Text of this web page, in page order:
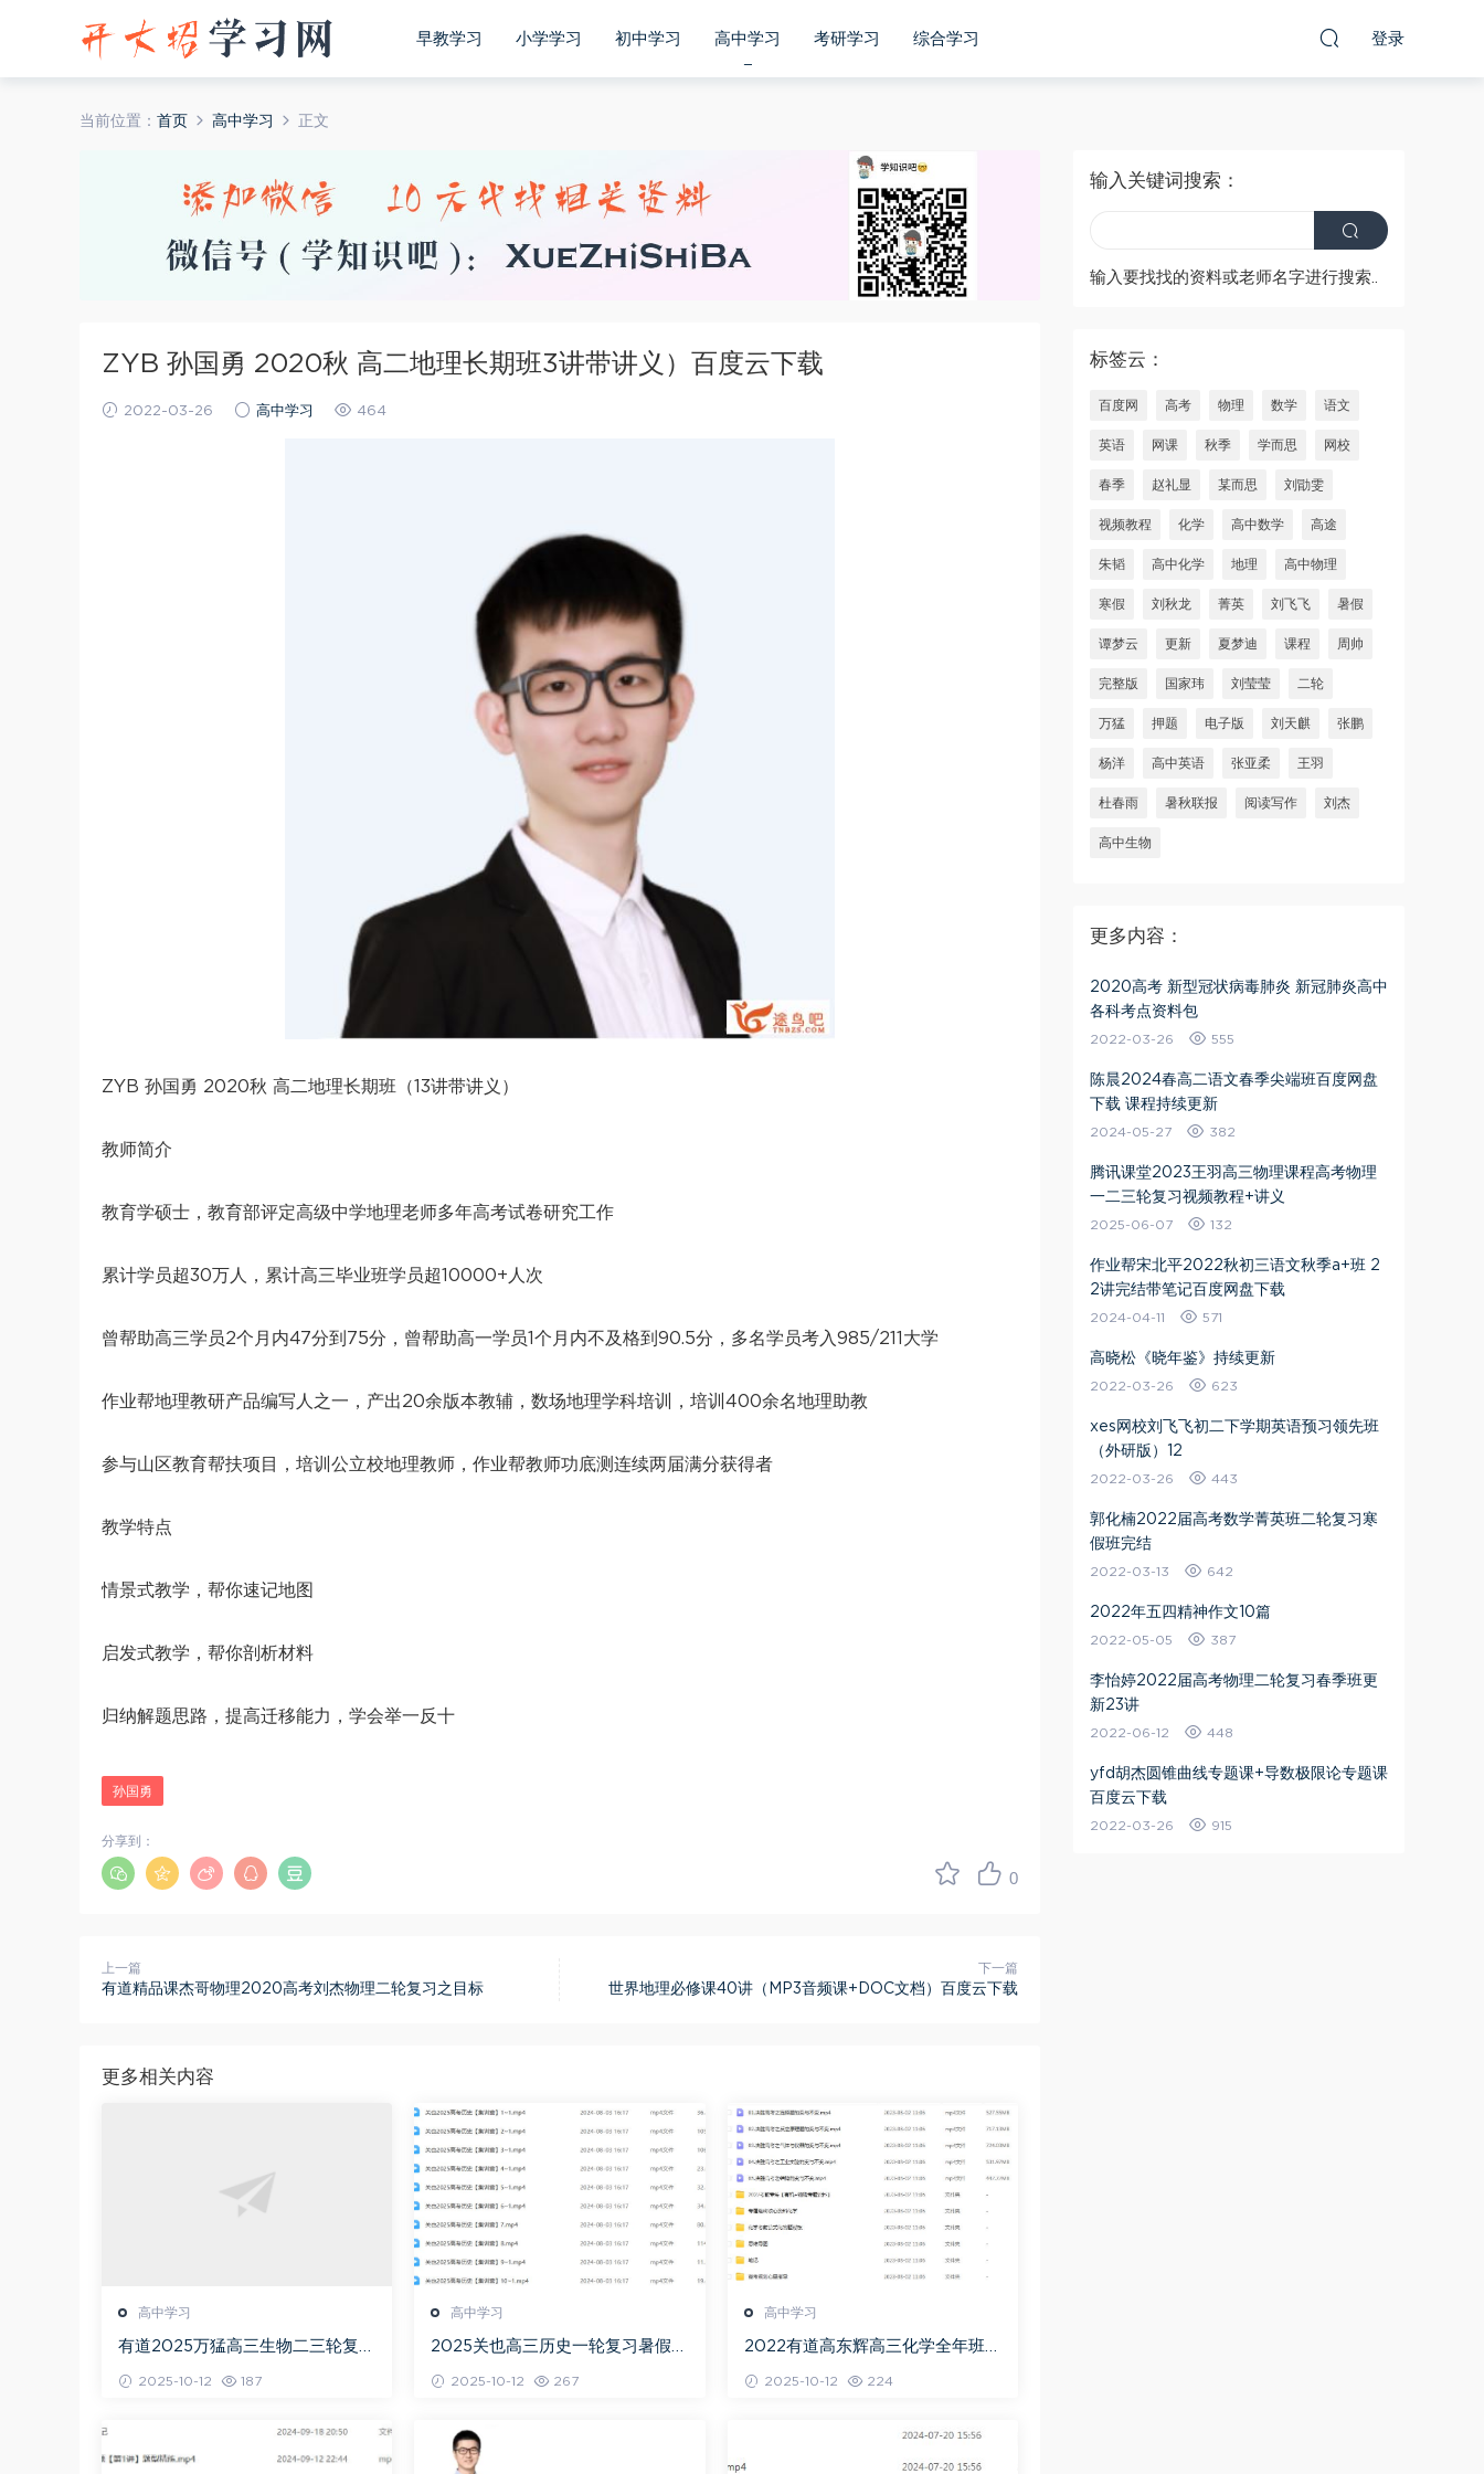
早教学习 小学学习 初中学习 高中学习 考研学习 综合学习 登录
当前位置： 首页 高中学习 正文
ZYB 孙国勇 2020秋 高二地理长期班3讲带讲义）百度云下载
2022-03-26 高中学习 464
ZYB 孙国勇 2020秋 高二地理长期班（13讲带讲义）
教师简介
教育学硕士，教育部评定高级中学地理老师多年高考试卷研究工作
累计学员超30万人，累计高三毕业班学员超10000+人次
曾帮助高三学员2个月内47分到75分，曾帮助高一学员1个月内不及格到90.5分，多名学员考入985/211大学
作业帮地理教研产品编写人之一，产出20余版本教辅，数场地理学科培训，培训400余名地理助教
参与山区教育帮扶项目，培训公立校地理教师，作业帮教师功底测连续两届满分获得者
教学特点
情景式教学，帮你速记地图
启发式教学，帮你剖析材料
归纳解题思路，提高迁移能力，学会举一反十
孙国勇
0
分享到：
上一篇
有道精品课杰哥物理2020高考刘杰物理二轮复习之目标
下一篇
世界地理必修课40讲（MP3音频课+DOC文档）百度云下载
更多相关内容
高中学习
有道2025万猛高三生物二三轮复习
2025-10-12 187
高中学习
2025关也高三历史一轮复习暑假班
2025-10-12 267
高中学习
2022有道高东辉高三化学全年班高
2025-10-12 224
输入关键词搜索：
输入要找找的资料或老师名字进行搜索..
标签云：
百度网 高考 物理 数学 语文
英语 网课 秋季 学而思 网校
春季 赵礼显 某而思 刘勖雯
视频教程 化学 高中数学 高途
朱韬 高中化学 地理 高中物理
寒假 刘秋龙 菁英 刘飞飞 暑假
谭梦云 更新 夏梦迪 课程 周帅
完整版 国家玮 刘莹莹 二轮
万猛 押题 电子版 刘天麒 张鹏
杨洋 高中英语 张亚柔 王羽
杜春雨 暑秋联报 阅读写作 刘杰
高中生物
更多内容：
2020高考 新型冠状病毒肺炎 新冠肺炎高中
各科考点资料包
2022-03-26 555
陈晨2024春高二语文春季尖端班百度网盘
下载 课程持续更新
2024-05-27 382
腾讯课堂2023王羽高三物理课程高考物理
一二三轮复习视频教程+讲义
2025-06-07 132
作业帮宋北平2022秋初三语文秋季a+班 2
2讲完结带笔记百度网盘下载
2024-04-11 571
高晓松《晓年鉴》持续更新
2022-03-26 623
xes网校刘飞飞初二下学期英语预习领先班
（外研版）12
2022-03-26 443
郭化楠2022届高考数学菁英班二轮复习寒
假班完结
2022-03-13 642
2022年五四精神作文10篇
2022-05-05 387
李怡婷2022届高考物理二轮复习春季班更
新23讲
2022-06-12 448
yfd胡杰圆锥曲线专题课+导数极限论专题课
百度云下载
2022-03-26 915